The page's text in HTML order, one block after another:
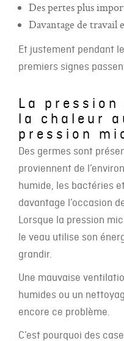
Des pertes plus
Davantage de travail
Et justement pendant
premiers signes
La
la chaleur
pression
Des germes sont
proviennent de
humide, les bactéries
davantage l’occasion
Lorsque la pression
le veau utilise son
grandir.
Une mauvaise
humides ou un
encore ce problème.
C’est pourquoi des